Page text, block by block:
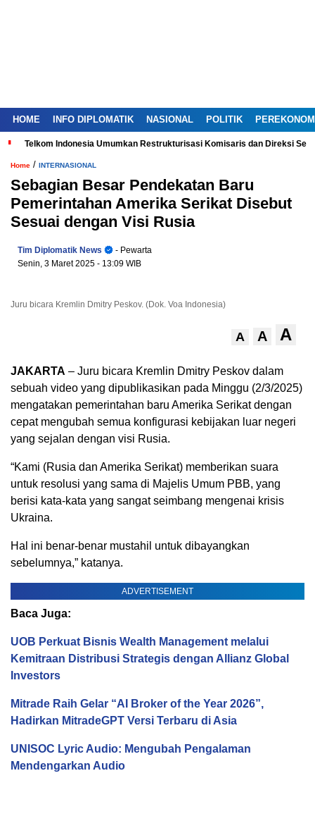
HOME INFO DIPLOMATIK NASIONAL POLITIK
Telkom Indonesia Umumkan Restrukturisasi Komisaris dan Direksi
Home / INTERNASIONAL
Sebagian Besar Pendekatan Baru
Pemerintahan Amerika Serikat Disebut
Sesuai dengan Visi Rusia
Tim Diplomatik News
- Pewarta
Senin, 3 Maret 2025 - 13:09 WIB
Juru bicara Kremlin Dmitry Peskov. (Dok. Voa Indonesia)
A A A
JAKARTA – Juru bicara Kremlin Dmitry Peskov dalam
sebuah video yang dipublikasikan pada Minggu (2/3/2025)
mengatakan pemerintahan baru Amerika Serikat dengan
cepat mengubah semua konfigurasi kebijakan luar negeri
yang sejalan dengan visi Rusia.
“Kami (Rusia dan Amerika Serikat) memberikan suara
untuk resolusi yang sama di Majelis Umum PBB, yang
berisi kata-kata yang sangat seimbang mengenai krisis
Ukraina.
Hal ini benar-benar mustahil untuk dibayangkan
sebelumnya,” katanya.
ADVERTISEMENT
Baca Juga:
UOB Perkuat Bisnis Wealth Management melalui
Kemitraan Distribusi Strategis dengan Allianz Global
Investors
Mitrade Raih Gelar “AI Broker of the Year 2026”,
Hadirkan MitradeGPT Versi Terbaru di Asia
UNISOC Lyric Audio: Mengubah Pengalaman
Mendengarkan Audio